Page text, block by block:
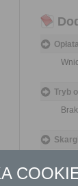
Tryb
Brak
ich